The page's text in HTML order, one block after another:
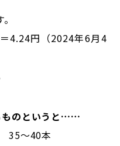
4.24円（2024年6月4
ものというと……
35～40本